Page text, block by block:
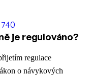
je regulováno?
regulace
o návykových